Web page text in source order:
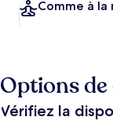
Comme à la
Options
Vérifiez la